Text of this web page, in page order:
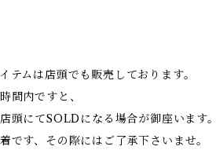
テムは店頭でも販売しております。
間内ですと、
頭にてSOLDになる場合が御座います。
です、その際にはご了承下さいませ。